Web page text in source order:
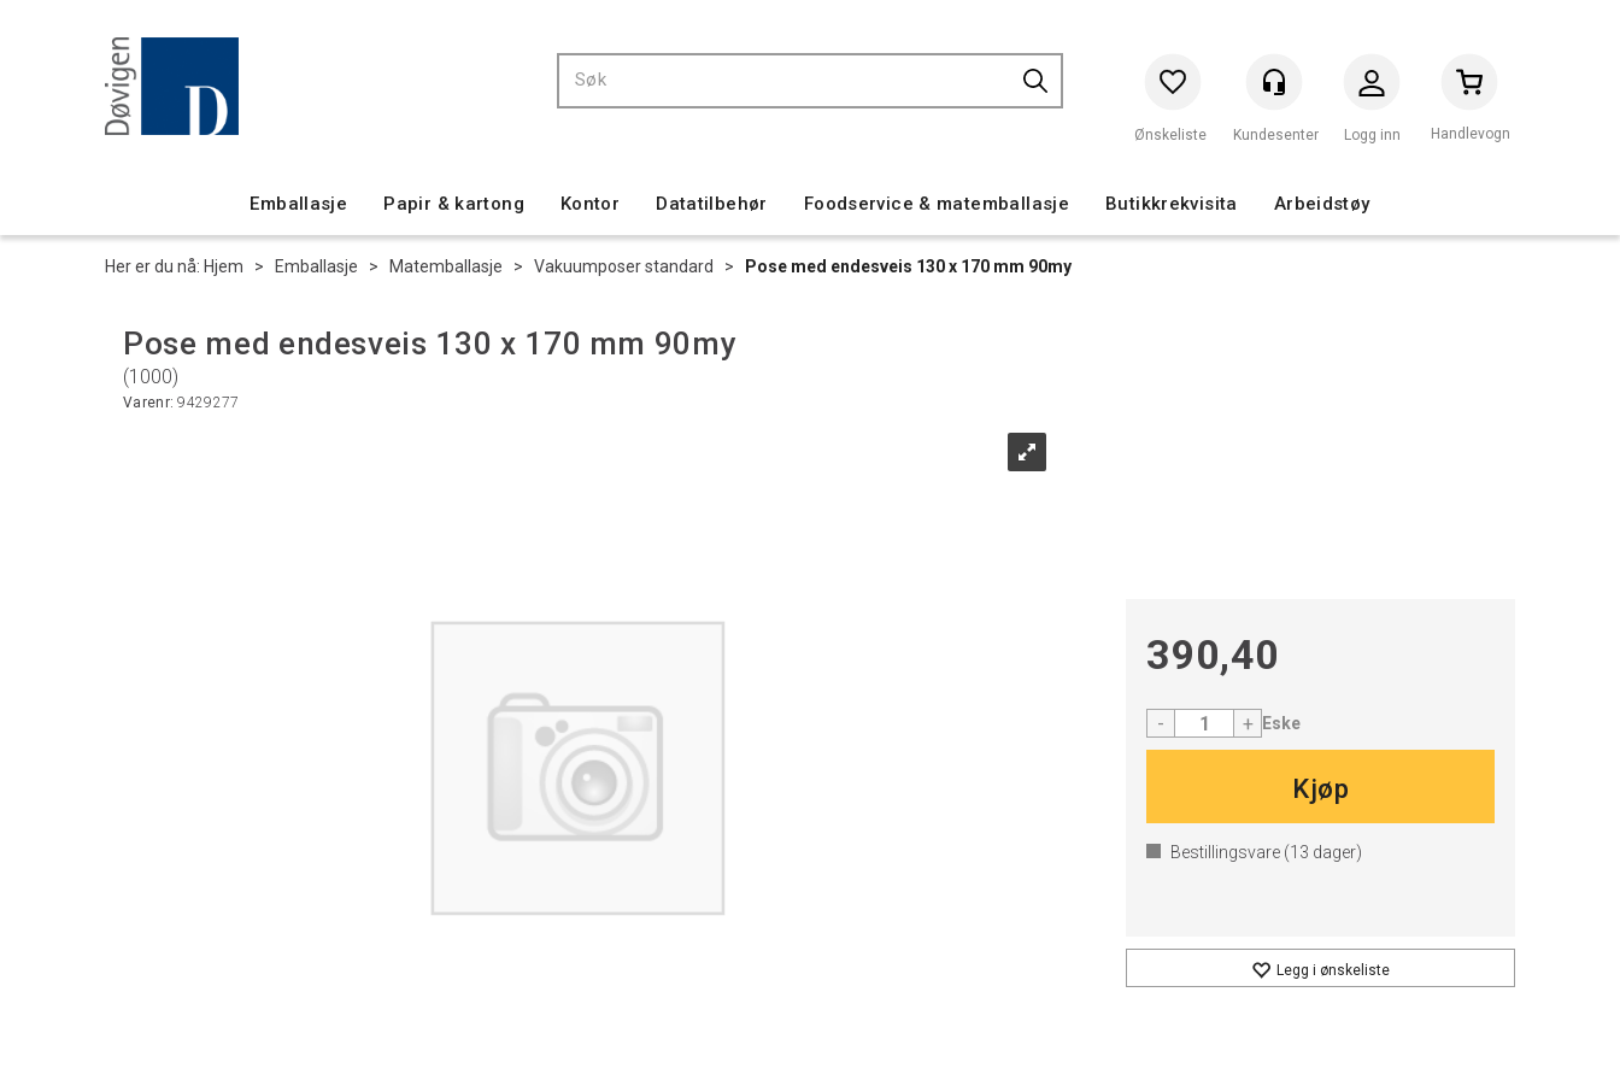
Logg inn Handlevogn
Emballasje Papir & kartong Kontor Datatilbehør Foodservice & matemballasje Butikkrekvisita Arbeidstøy
Her er du nå: Hjem > Emballasje > Matemballasje > Vakuumposer standard > Pose med endesveis 130 x 170 mm 90my
Pose med endesveis 130 x 170 mm 90my
(1000)
Varenr:9429277
390,40
- + Eske
Kjøp
Bestillingsvare (13 dager)
Legg i ønskeliste